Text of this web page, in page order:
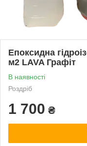
Епоксидна
м2 LAVA Графіт
В наявності
Роздріб
1 700 ₴